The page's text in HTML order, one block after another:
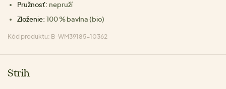
Pružnosť: nepruží
Zloženie: 100 % bavlna (bio)
Kód produktu: B-WM39185-10362
Strih